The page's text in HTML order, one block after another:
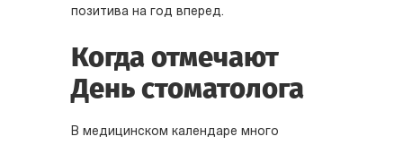
позитива на год вперед.
Когда отмечают
День стоматолога
В медицинском календаре много